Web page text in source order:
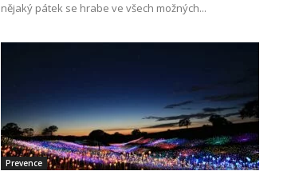
nějaký pátek se hrabe ve všech možných...
Prevence